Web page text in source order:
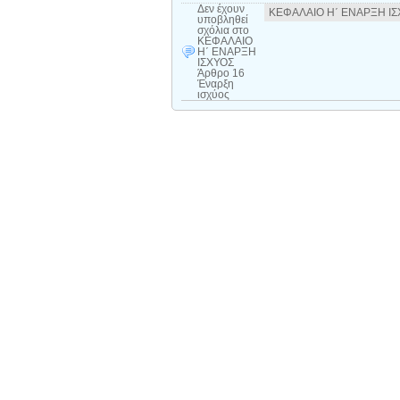
Δεν έχουν
υποβληθεί
σχόλια στο
ΚΕΦΑΛΑΙΟ
Η΄ ΕΝΑΡΞΗ
ΙΣΧΥΟΣ
Άρθρο 16
Έναρξη
ισχύος
ΚΕΦΑΛΑΙΟ Η΄ ΕΝΑΡΞΗ